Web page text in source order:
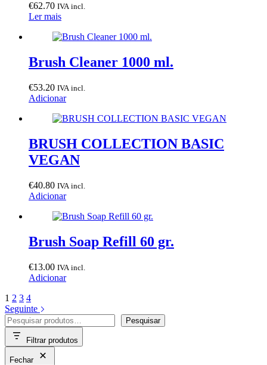
€62.70 IVA incl.
Ler mais
Brush Cleaner 1000 ml.
€53.20 IVA incl.
Adicionar
BRUSH COLLECTION BASIC
VEGAN
€40.80 IVA incl.
Adicionar
Brush Soap Refill 60 gr.
€13.00 IVA incl.
Adicionar
1 2 3 4
Seguinte
Pesquisar
Pesquisar
Filtrar produtos
Fechar